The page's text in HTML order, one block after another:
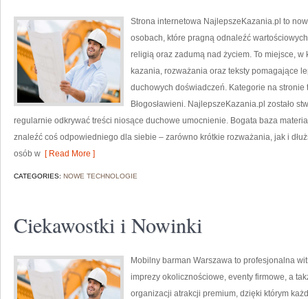
Strona internetowa NajlepszeKazania.pl to
osobach, które pragną odnaleźć
religią oraz zadumą nad życiem. To miejsce,
kazania, rozważania oraz teksty pomagające
duchowych doświadczeń. Kategorie na
Błogosławieni. NajlepszeKazania.pl zostało
regularnie odkrywać treści niosące duchowe umocnienie. Bogata baza
znaleźć coś odpowiedniego dla siebie – zarówno krótkie rozważania, jak i
osób w [ Read More ]
CATEGORIES: NOWE TECHNOLOGIE
Ciekawostki i Nowinki
Mobilny barman Warszawa to profesjonalna
imprezy okolicznościowe, eventy firmowe, a
organizacji atrakcji premium, dzięki którym